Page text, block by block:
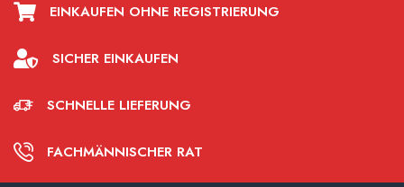
EINKAUFEN OHNE REGISTRIERUNG
SICHER EINKAUFEN
SCHNELLE LIEFERUNG
FACHMÄNNISCHER RAT